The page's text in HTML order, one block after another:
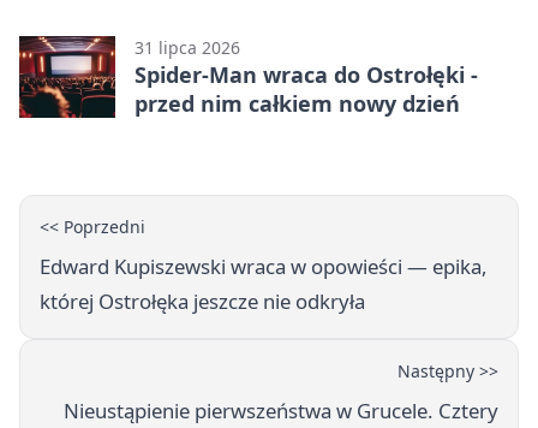
31 lipca 2026
Spider-Man wraca do Ostrołęki -
przed nim całkiem nowy dzień
<< Poprzedni
Edward Kupiszewski wraca w opowieści — epika,
której Ostrołęka jeszcze nie odkryła
Następny >>
Nieustąpienie pierwszeństwa w Grucele. Cztery